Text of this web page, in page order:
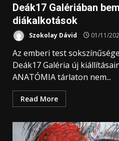
Deák17 Galériában
diákalkotások
Szokolay Dávid 01/11/
Az emberi test
Deák17 Galéria új
ANATÓMIA tárlaton nem...
Read More